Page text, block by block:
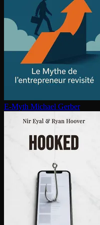
E-Myth Michael Gerber